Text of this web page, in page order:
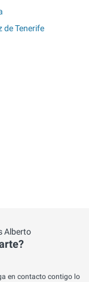
de Tenerife
Alberto
en contacto contigo lo